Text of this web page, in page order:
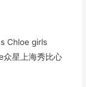
Chloe girls
众星上海秀比心